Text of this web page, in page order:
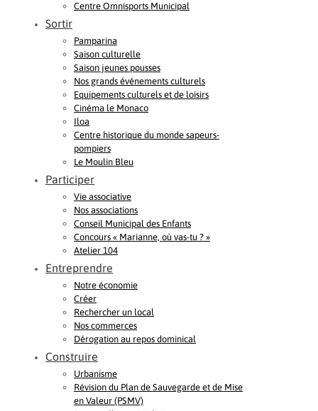
Centre Omnisports Municipal
Sortir
Pamparina
Saison culturelle
Saison jeunes pousses
Nos grands événements culturels
Equipements culturels et de loisirs
Cinéma le Monaco
Iloa
Centre historique du monde sapeurs-
pompiers
Le Moulin Bleu
Participer
Vie associative
Nos associations
Conseil Municipal des Enfants
Concours « Marianne, où vas-tu ? »
Atelier 104
Entreprendre
Notre économie
Créer
Rechercher un local
Nos commerces
Dérogation au repos dominical
Construire
Urbanisme
Révision du Plan de Sauvegarde et de Mise
en Valeur (PSMV)